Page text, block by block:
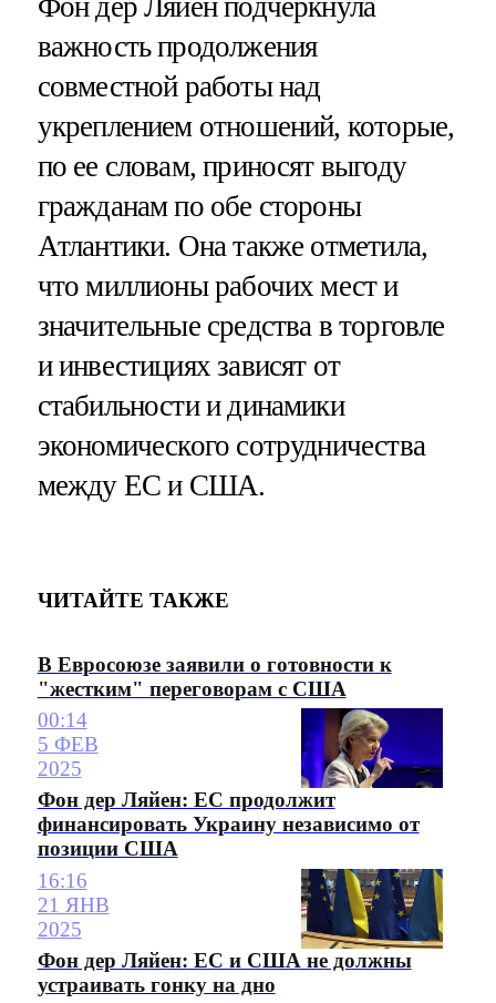
важность продолжения
совместной работы над
укреплением отношений, которые,
по ее словам, приносят выгоду
гражданам по обе стороны
Атлантики. Она также отметила,
что миллионы рабочих мест и
значительные средства в торговле
и инвестициях зависят от
стабильности и динамики
экономического сотрудничества
между ЕС и США.
ЧИТАЙТЕ ТАКЖЕ
В Евросоюзе заявили о готовности к
"жестким" переговорам с США
00:14
5 ФЕВ
2025
Фон дер Ляйен: ЕС продолжит
финансировать Украину независимо от
позиции США
16:16
21 ЯНВ
2025
Фон дер Ляйен: ЕС и США не должны
устраивать гонку на дно